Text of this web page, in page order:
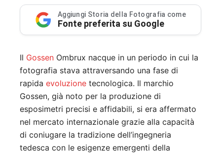
Aggiungi Storia della Fotografia come
Fonte preferita su Google
Il Gossen Ombrux nacque in un periodo in cui la
fotografia stava attraversando una fase di
rapida evoluzione tecnologica. Il marchio
Gossen, già noto per la produzione di
esposimetri precisi e affidabili, si era affermato
nel mercato internazionale grazie alla capacità
di coniugare la tradizione dell’ingegneria
tedesca con le esigenze emergenti della